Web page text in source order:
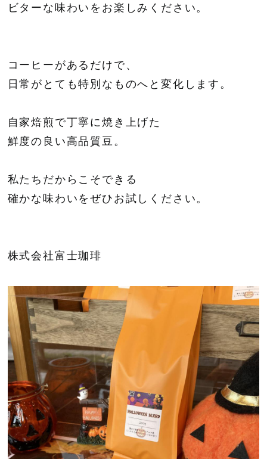
ビターな味わいをお楽しみください。
コーヒーがあるだけで、
日常がとても特別なものへと変化します。
自家焙煎で丁寧に焼き上げた
鮮度の良い高品質豆。
私たちだからこそできる
確かな味わいをぜひお試しください。
株式会社富士珈琲